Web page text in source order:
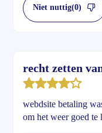
Niet nuttig(0)
recht zetten
webdsite betaling
om het weer goed te